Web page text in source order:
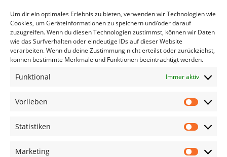
Um dir ein optimales Erlebnis zu bieten, verwenden wir Technologien wie
Cookies, um Geräteinformationen zu speichern und/oder darauf
zuzugreifen. Wenn du diesen Technologien zustimmst, können wir Daten
wie das Surfverhalten oder eindeutige IDs auf dieser Website
verarbeiten. Wenn du deine Zustimmung nicht erteilst oder zurückziehst,
können bestimmte Merkmale und Funktionen beeinträchtigt werden.
Funktional Immer aktiv
Vorlieben Vorlieben
Statistiken
Marketing
Mehr Laden Folgen